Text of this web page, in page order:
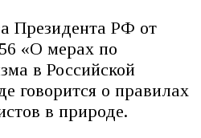
Президента РФ от
«О мерах по
в Российской
говорится о правилах
в природе.